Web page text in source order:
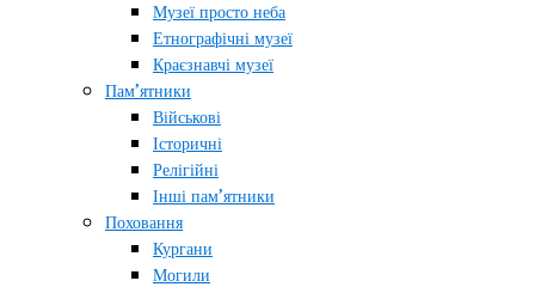
Музеї просто неба
Етнографічні музеї
Краєзнавчі музеї
Пам’ятники
Військові
Історичні
Релігійні
Інші пам’ятники
Поховання
Кургани
Могили